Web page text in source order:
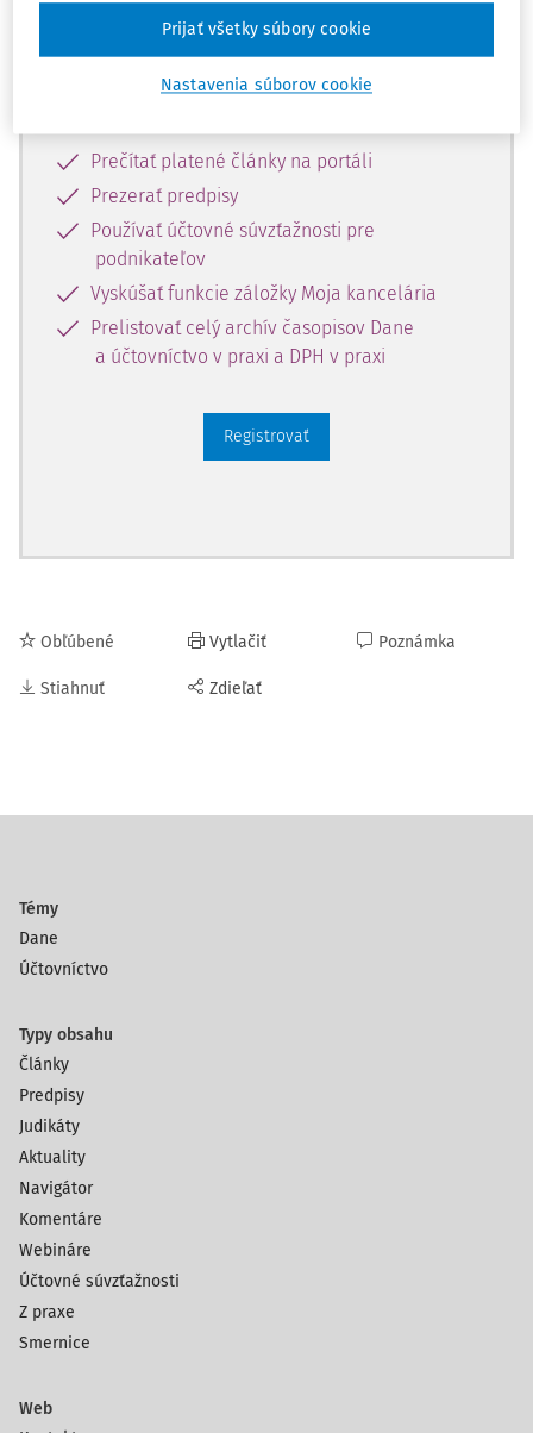
na 10 dní.
Prečítať platené články na portáli
Prezerať predpisy
Používať účtovné súvzťažnosti pre
podnikateľov
Vyskúšať funkcie záložky Moja kancelária
Prelistovať celý archív časopisov Dane
a účtovníctvo v praxi a DPH v praxi
Registrovať
Obľúbené
Stiahnuť
Vytlačiť
Zdieľať
Poznámka
Témy
Dane
Účtovníctvo
Typy obsahu
Články
Predpisy
Judikáty
Aktuality
Navigátor
Komentáre
Webináre
Účtovné súvzťažnosti
Z praxe
Smernice
Web
Nastavenia súborov cookie
Prijať všetky súbory cookie